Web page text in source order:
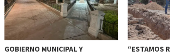
GOBIERNO MUNICIPAL Y
“ESTAMOS